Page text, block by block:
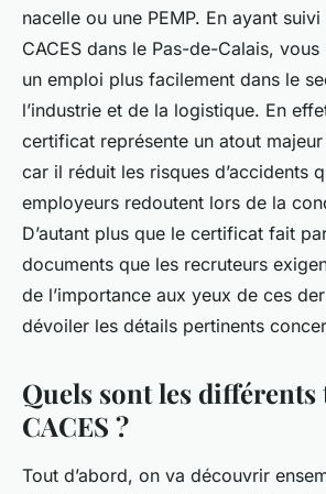
Arthur•17 avril 2024•3 min de lecture
nacelle ou une PEMP. En ayant
CACES dans le Pas-de-Calais,
un emploi plus facilement dans le
l’industrie et de la logistique. En
certificat représente un atout
car il réduit les risques d’accidents
employeurs redoutent lors de la
D’autant plus que le certificat fait
documents que les recruteurs
de l’importance aux yeux de ces
dévoiler les détails pertinents
Quels sont les différents
CACES ?
Tout d’abord, on va découvrir